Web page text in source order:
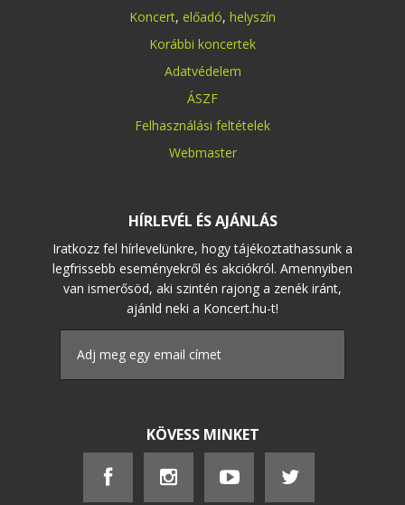
Koncert, előadó, helyszín
Korábbi koncertek
Adatvédelem
ÁSZF
Felhasználási feltételek
Webmaster
HÍRLEVÉL ÉS AJÁNLÁS
Iratkozz fel hírlevelünkre, hogy tájékoztathassunk a
legfrissebb eseményekről és akciókról. Amennyiben
van ismerősöd, aki szintén rajong a zenék iránt,
ajánld neki a Koncert.hu-t!
KÖVESS MINKET